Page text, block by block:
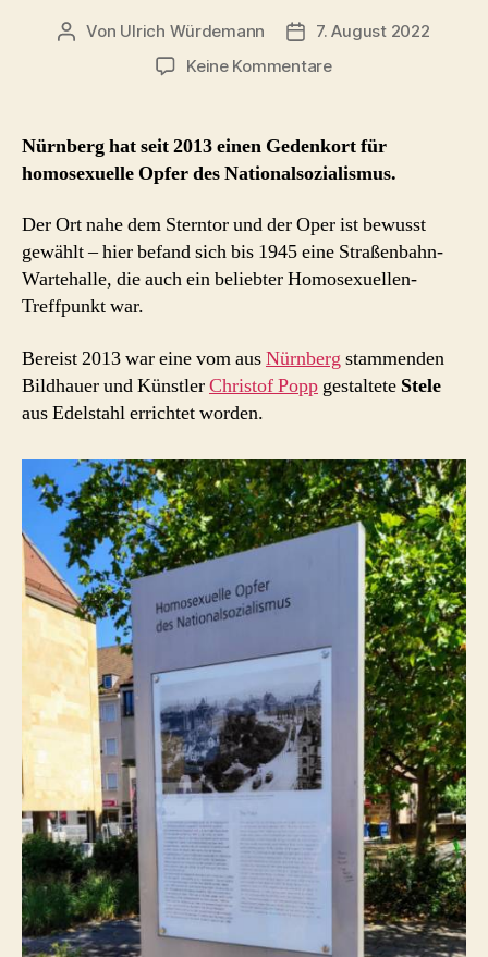
Beitragsautor
Von Ulrich Würdemann Beitragsdatum
7. August 2022
Keine Kommentarezu
homosexuelle
des
Nürnberg
Nürnberg hat seit 2013 einen Gedenkort für
homosexuelle Opfer des Nationalsozialismus.
Der Ort nahe dem Sterntor und der Oper ist bewusst
gewählt – hier befand sich bis 1945 eine Straßenbahn-
Wartehalle, die auch ein beliebter Homosexuellen-
Treffpunkt war.
Bereist 2013 war eine vom ausNürnberg stammenden
Bildhauer und KünstlerChristof Popp gestaltete Stele
aus Edelstahl errichtet worden.